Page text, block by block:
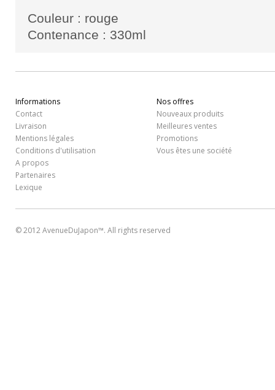
Couleur : rouge
Contenance : 330ml
Informations
Contact
Livraison
Mentions légales
Conditions d'utilisation
A propos
Partenaires
Lexique
Nos offres
Nouveaux produits
Meilleures ventes
Promotions
Vous êtes une société
© 2012 AvenueDuJapon™. All rights reserved